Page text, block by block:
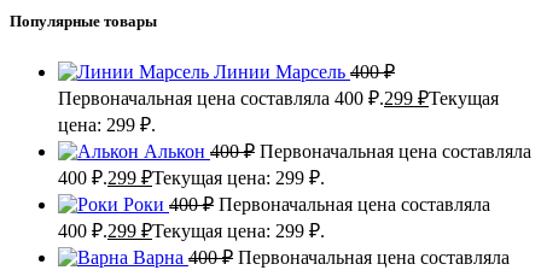
Популярные товары
Линии Марсель 400₽
Первоначальная цена составляла 400 ₽.299 ₽Текущая
цена: 299 ₽.
Алькон 400₽ Первоначальная цена составляла
400 ₽.299 ₽Текущая цена: 299 ₽.
Роки 400₽ Первоначальная цена составляла
400 ₽.299 ₽Текущая цена: 299 ₽.
Варна 400₽ Первоначальная цена составляла